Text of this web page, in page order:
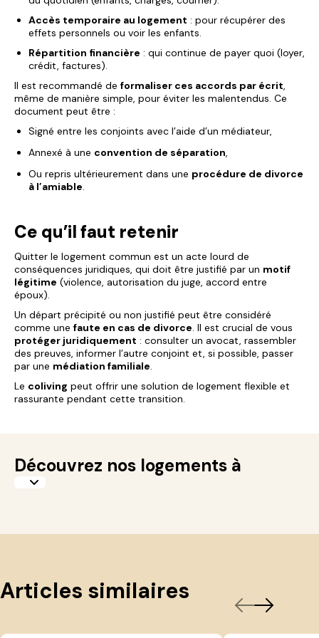
Accès temporaire au logement : pour récupérer des
effets personnels ou voir les enfants.
Répartition financière : qui continue de payer quoi (loyer,
crédit, factures).
Il est recommandé de formaliser ces accords par écrit,
même de manière simple, pour éviter les malentendus. Ce
document peut être :
Signé entre les conjoints avec l’aide d’un médiateur,
Annexé à une convention de séparation,
Ou repris ultérieurement dans une procédure de divorce
à l’amiable.
Ce qu’il faut retenir
Quitter le logement commun est un acte lourd de
conséquences juridiques, qui doit être justifié par un motif
légitime (violence, autorisation du juge, accord entre
époux).
Un départ précipité ou non justifié peut être considéré
comme une faute en cas de divorce. Il est crucial de vous
protéger juridiquement : consulter un avocat, rassembler
des preuves, informer l’autre conjoint et, si possible, passer
par une médiation familiale.
Le coliving peut offrir une solution de logement flexible et
rassurante pendant cette transition.
Découvrez nos logements à
Articles similaires